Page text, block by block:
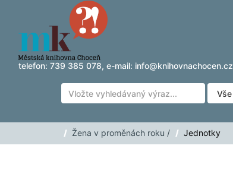
Přeskočit na obsah
telefon: 739 385 078, e-mail: info@knihovnachocen.cz
Žena v proměnách roku / Jednotky